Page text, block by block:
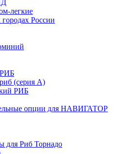
легкие
России
(серия А)
РИБ
опции для НАВИГАТОР
для Риб Торнадо